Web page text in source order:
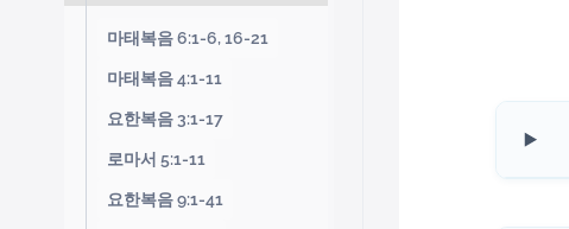
마태복음 6:1-6, 16-21
마태복음 4:1-11
요한복음 3:1-17
로마서 5:1-11
요한복음 9:1-41